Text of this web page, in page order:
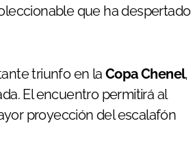
que ha despertado
triunfo en laCopa Chenel,
El encuentro permitirá al
proyección del escalafón